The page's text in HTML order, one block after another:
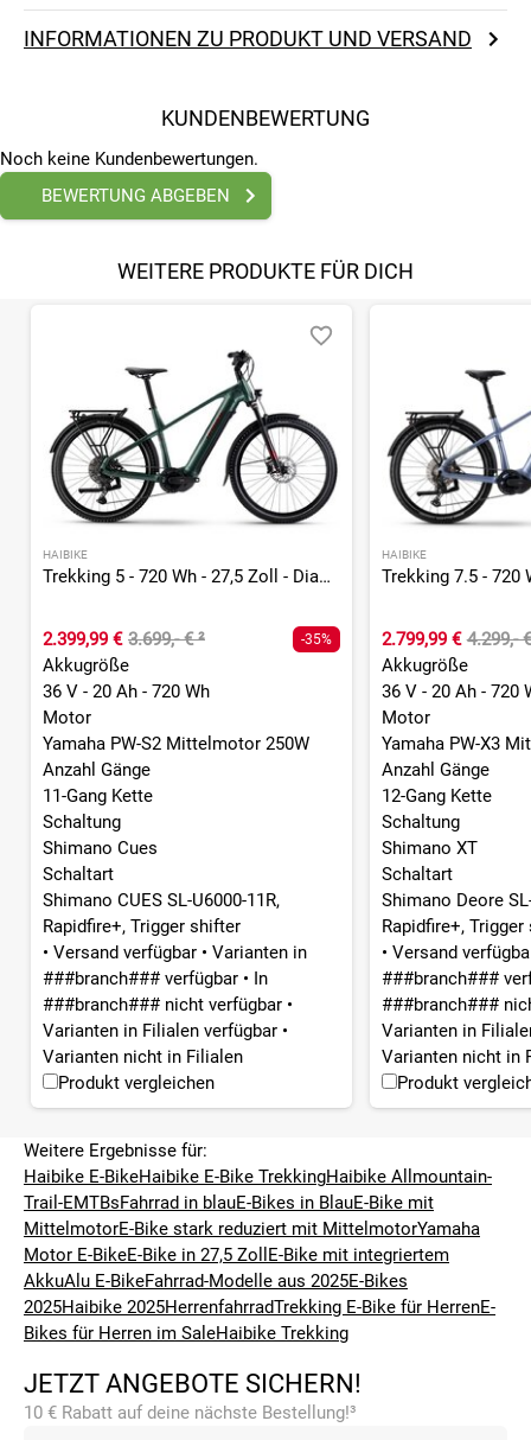
INFORMATIONEN ZU PRODUKT UND VERSAND
KUNDENBEWERTUNG
Noch keine Kundenbewertungen.
BEWERTUNG ABGEBEN
WEITERE PRODUKTE FÜR DICH
HAIBIKE
Trekking 5 - 720 Wh - 27,5 Zoll - Diamant
2.399,99 € 3.699,- €² -35%
Akkugröße
36 V - 20 Ah - 720 Wh
Motor
Yamaha PW-S2 Mittelmotor 250W
Anzahl Gänge
11-Gang Kette
Schaltung
Shimano Cues
Schaltart
Shimano CUES SL-U6000-11R,
Rapidfire+, Trigger shifter
• Versand verfügbar • Varianten in
###branch### verfügbar • In
###branch### nicht verfügbar •
Varianten in Filialen verfügbar •
Varianten nicht in Filialen
Produkt vergleichen
HAIBIKE
2.799,99 € 4.299,-
Akkugröße
36 V - 20 Ah - 720
Motor
Yamaha PW-X3
Anzahl Gänge
12-Gang Kette
Schaltung
Shimano XT
Schaltart
Shimano Deore
Rapidfire+,
• Versand
###branch###
###branch###
Varianten in
Varianten nicht in
Produkt
Weitere Ergebnisse für:
Haibike E-BikeHaibike E-Bike TrekkingHaibike Allmountain-
Trail-EMTBsFahrrad in blauE-Bikes in BlauE-Bike mit
MittelmotorE-Bike stark reduziert mit MittelmotorYamaha
Motor E-BikeE-Bike in 27,5 Zoll E-Bike mit integriertem
AkkuAlu E-BikeFahrrad-Modelle aus 2025E-Bikes
2025Haibike 2025HerrenfahrradTrekking E-Bike für HerrenE-
Bikes für Herren im SaleHaibike Trekking
JETZT ANGEBOTE SICHERN!
10 € Rabatt auf deine nächste Bestellung!³